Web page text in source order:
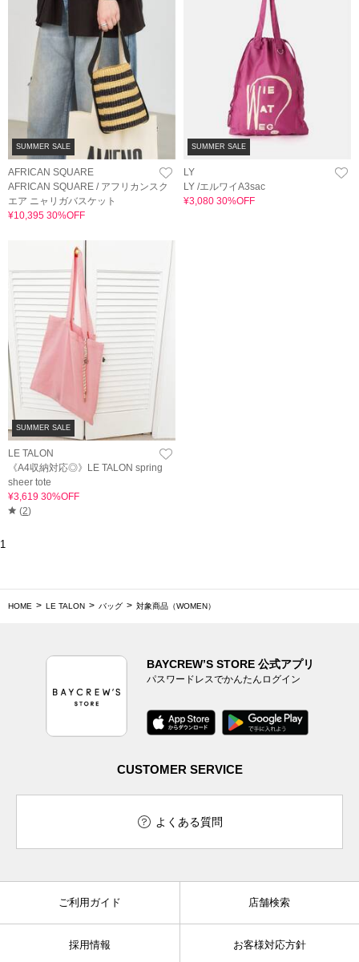
SUMMER SALE
AFRICAN SQUARE
AFRICAN SQUARE / アフリカンスク
エア ニャリガバスケット
¥10,395 30%OFF
SUMMER SALE
LY
LY /エルワイA3sac
¥3,080 30%OFF
SUMMER SALE
LE TALON
《A4収納対応◎》LE TALON spring
sheer tote
¥3,619 30%OFF
(2)
1
HOME LE TALON バッグ 対象商品（WOMEN）
BAYCREW’S STORE 公式アプリ
パスワードレスでかんたんログイン
CUSTOMER SERVICE
よくある質問
ご利用ガイド 店舗検索
採用情報 お客様対応方針